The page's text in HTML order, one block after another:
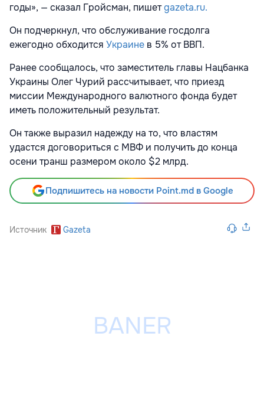
годы», — сказал Гройсман, пишетgazeta.ru.
Он подчеркнул, что обслуживание госдолга
ежегодно обходится Украине в 5% от ВВП.
Ранее сообщалось, что заместитель главы Нацбанка
Украины Олег Чурий рассчитывает, что приезд
миссии Международного валютного фонда будет
иметь положительный результат.
Он также выразил надежду на то, что властям
удастся договориться с МВФ и получить до конца
осени транш размером около $2 млрд.
Подпишитесь на новости Point.md в Google
Источник Gazeta